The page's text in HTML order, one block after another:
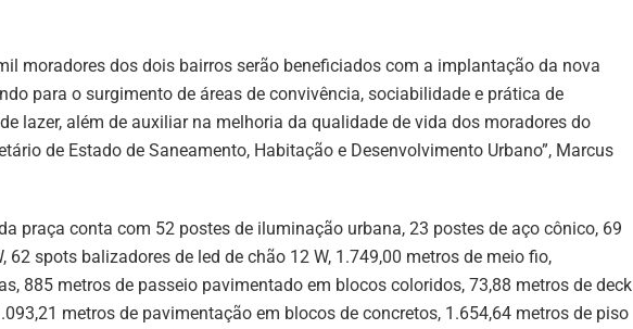
moradores dos dois bairros serão beneficiados com a implantação da nova
para o surgimento de áreas de convivência, sociabilidade e prática de
lazer, além de auxiliar na melhoria da qualidade de vida dos moradores do
de Estado de Saneamento, Habitação e Desenvolvimento Urbano”, Marcus
praça conta com 52 postes de iluminação urbana, 23 postes de aço cônico, 69
62 spots balizadores de led de chão 12 W, 1.749,00 metros de meio fio,
885 metros de passeio pavimentado em blocos coloridos, 73,88 metros de deck
metros de pavimentação em blocos de concretos, 1.654,64 metros de piso